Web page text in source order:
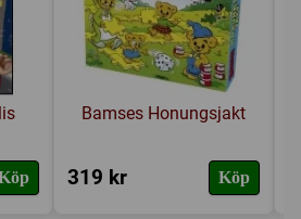
Bamses Honungsjakt
319 kr Köp